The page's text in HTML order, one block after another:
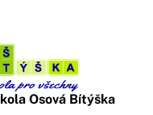
Osová Bítýška